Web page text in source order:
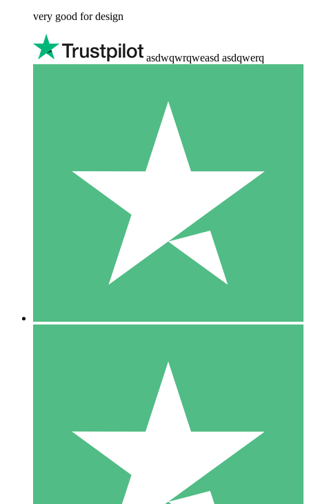
very good for design
asdwqwrqweasd asdqwerq